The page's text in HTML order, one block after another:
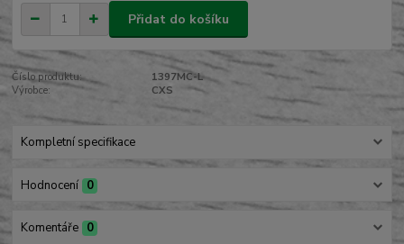
Přidat do košíku
Číslo produktu:
1397MC-L
Výrobce:
CXS
Kompletní specifikace
Hodnocení 0
Komentáře 0